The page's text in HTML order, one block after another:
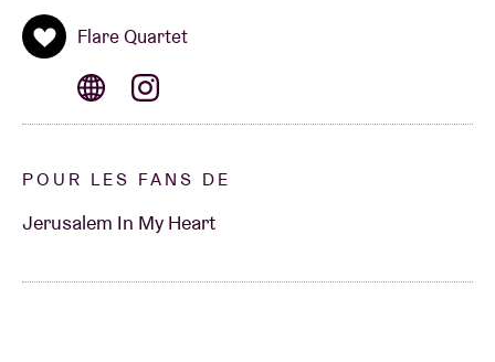
Flare Quartet
POUR LES FANS DE
Jerusalem In My Heart